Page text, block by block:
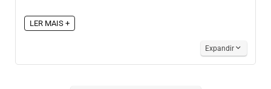
LER MAIS +
Expandir